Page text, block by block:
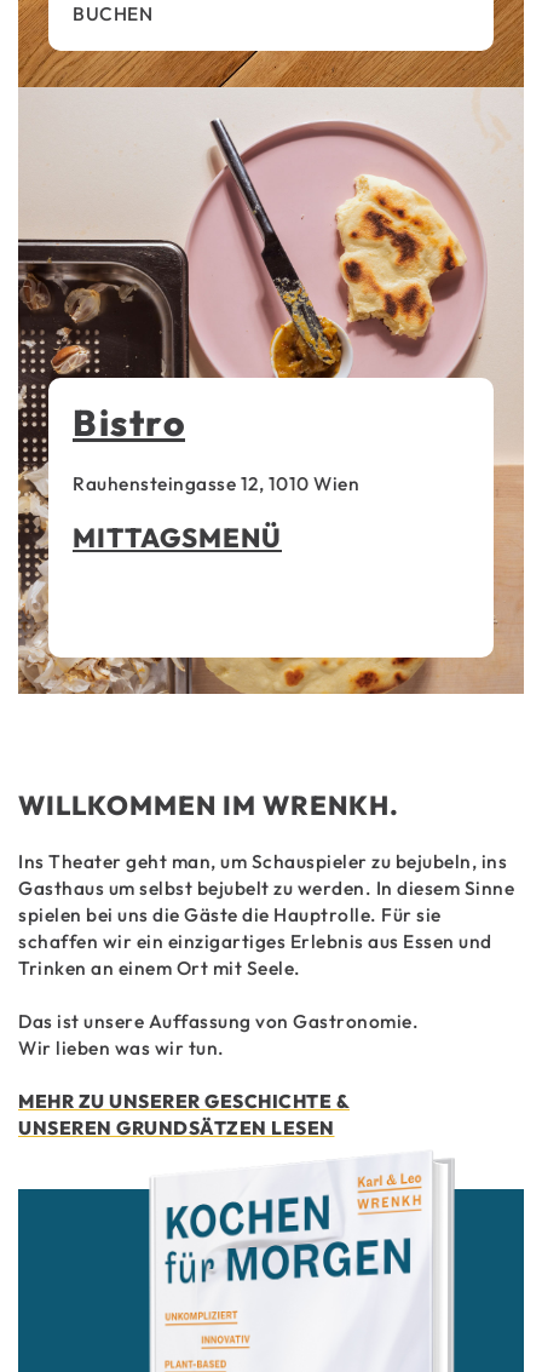
BUCHEN
Bistro
Rauhensteingasse 12, 1010 Wien
MITTAGSMENÜ
WILLKOMMEN IM WRENKH.
Ins Theater geht man, um Schauspieler zu bejubeln, ins
Gasthaus um selbst bejubelt zu werden. In diesem Sinne
spielen bei uns die Gäste die Hauptrolle. Für sie
schaffen wir ein einzigartiges Erlebnis aus Essen und
Trinken an einem Ort mit Seele.
Das ist unsere Auffassung von Gastronomie.
Wir lieben was wir tun.
MEHR ZU UNSERER GESCHICHTE &
UNSEREN GRUNDSÄTZEN LESEN